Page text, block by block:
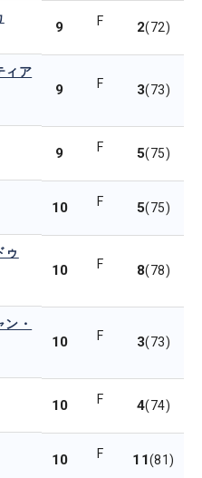
9 F 2(72)
ィア
9 F 3(73)
9 F 5(75)
10 F 5(75)
ゥ
10 F 8(78)
・
10 F 3(73)
10 F 4(74)
10 F 11(81)